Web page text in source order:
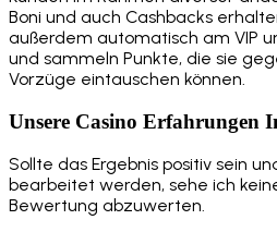
Boni und auch Cashbacks
außerdem automatisch am VIP
und sammeln Punkte, die sie
Vorzüge eintauschen können.
Unsere Casino Erfahrungen
Sollte das Ergebnis positiv sein
bearbeitet werden, sehe ich
Bewertung abzuwerten.